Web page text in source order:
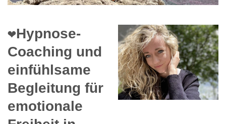
❤️Hypnose-
Coaching und
einfühlsame
Begleitung für
emotionale